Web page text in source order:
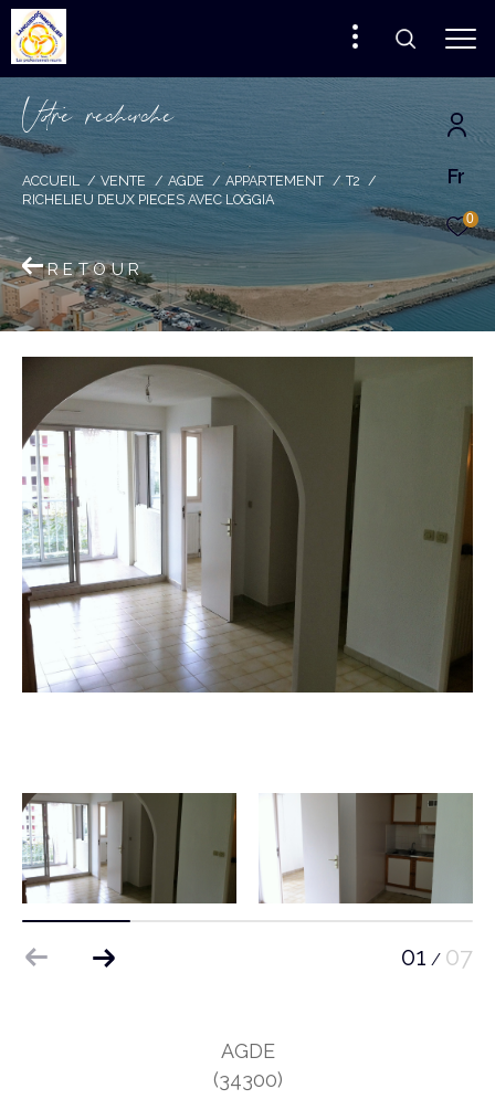
Fr
0
Vore recece
ACCUEIL VENTE AGDE APPARTEMENT
T2
RICHELIEU DEUX PIECES AVEC LOGGIA
RETOUR
01 / 07
AGDE
(34300)